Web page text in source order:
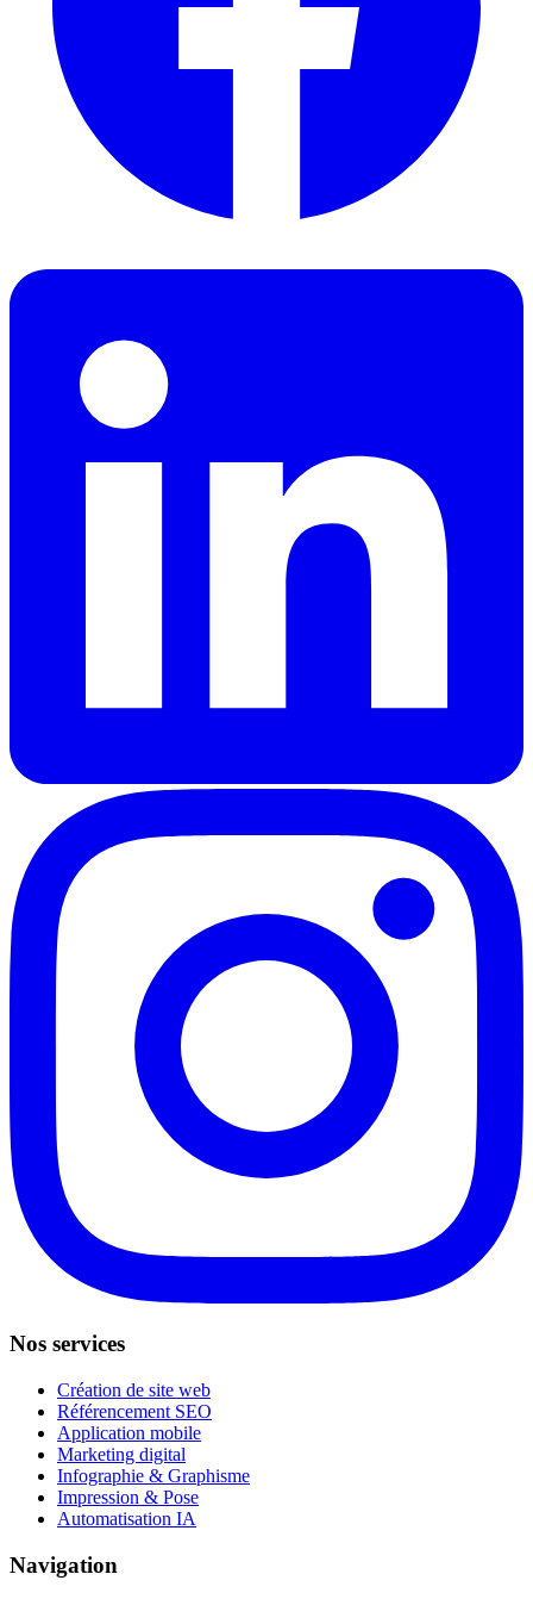
Nos services
Création de site web
Référencement SEO
Application mobile
Marketing digital
Infographie & Graphisme
Impression & Pose
Automatisation IA
Navigation